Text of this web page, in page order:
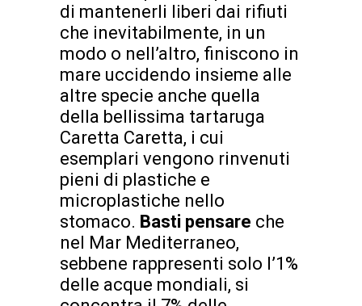
di mantenerli liberi dai rifiuti
che inevitabilmente, in un
modo o nell’altro, finiscono in
mare uccidendo insieme alle
altre specie anche quella
della bellissima tartaruga
Caretta Caretta, i cui
esemplari vengono rinvenuti
pieni di plastiche e
microplastiche nello
stomaco. Basti pensare che
nel Mar Mediterraneo,
sebbene rappresenti solo l’1%
delle acque mondiali, si